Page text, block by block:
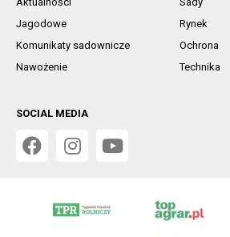
Jagodowe
Rynek
Komunikaty sadownicze
Ochrona
Nawożenie
Technika
SOCIAL MEDIA